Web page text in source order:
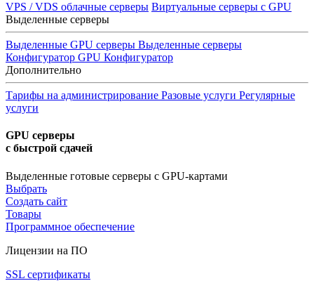
VPS / VDS облачные серверы Виртуальные серверы с GPU
Выделенные серверы
Выделенные GPU серверы Выделенные серверы
Конфигуратор GPU Конфигуратор
Дополнительно
Тарифы на администрирование Разовые услуги Регулярные
услуги
GPU серверы
с быстрой сдачей
Выделенные готовые серверы с GPU-картами
Выбрать
Создать сайт
Товары
Программное обеспечение
Лицензии на ПО
SSL сертификаты